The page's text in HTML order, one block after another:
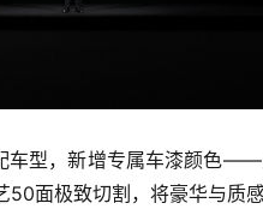
车型，新增专属车漆颜色
50面极致切割，将豪华与质